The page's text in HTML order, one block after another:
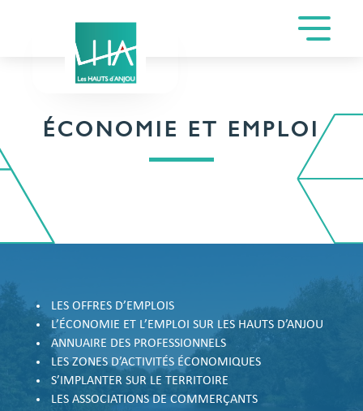
ÉCONOMIE ET EMPLOI
LES OFFRES D’EMPLOIS
L’ÉCONOMIE ET L’EMPLOI SUR LES HAUTS D’ANJOU
ANNUAIRE DES PROFESSIONNELS
LES ZONES D’ACTIVITÉS ÉCONOMIQUES
S’IMPLANTER SUR LE TERRITOIRE
LES ASSOCIATIONS DE COMMERÇANTS